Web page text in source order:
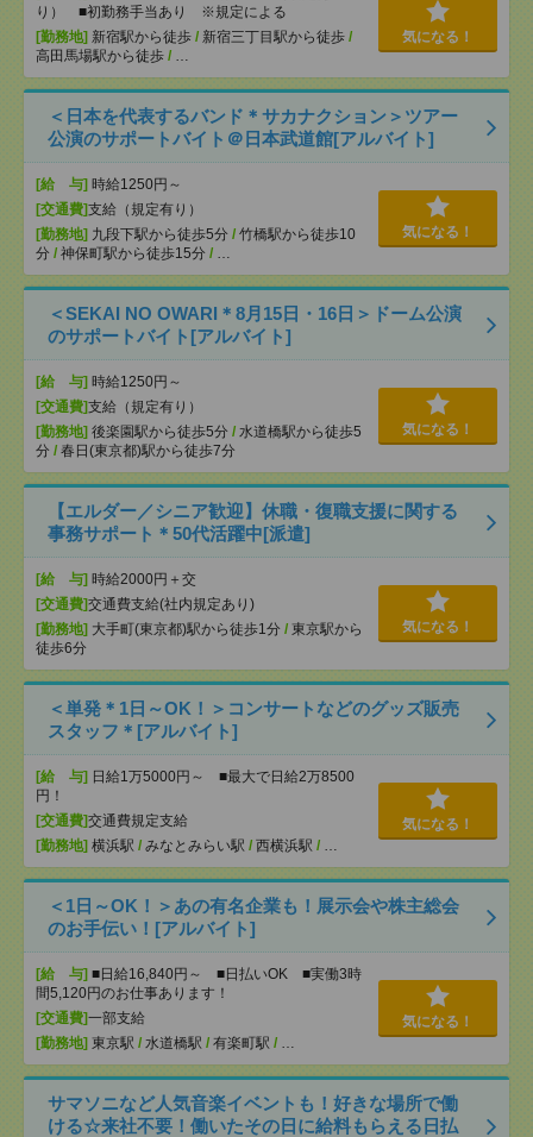
り） ■初勤務手当あり ※規定による
[勤務地] 新宿駅から徒歩 / 新宿三丁目駅から徒歩 /
高田馬場駅から徒歩 / …
気になる！
＜日本を代表するバンド＊サカナクション＞ツアー
公演のサポートバイト＠日本武道館[アルバイト]
[給 与] 時給1250円～
[交通費]支給（規定有り）
[勤務地] 九段下駅から徒歩5分 / 竹橋駅から徒歩10
分 / 神保町駅から徒歩15分 / …
気になる！
＜SEKAI NO OWARI＊8月15日・16日＞ドーム公演
のサポートバイト[アルバイト]
[給 与] 時給1250円～
[交通費]支給（規定有り）
[勤務地] 後楽園駅から徒歩5分 / 水道橋駅から徒歩5
分 / 春日(東京都)駅から徒歩7分
気になる！
【エルダー／シニア歓迎】休職・復職支援に関する
事務サポート＊50代活躍中[派遣]
[給 与] 時給2000円＋交
[交通費]交通費支給(社内規定あり)
[勤務地] 大手町(東京都)駅から徒歩1分 / 東京駅から
徒歩6分
気になる！
＜単発＊1日～OK！＞コンサートなどのグッズ販売
スタッフ＊[アルバイト]
[給 与] 日給1万5000円～ ■最大で日給2万8500
円！
[交通費]交通費規定支給
[勤務地] 横浜駅 / みなとみらい駅 / 西横浜駅 / …
気になる！
＜1日～OK！＞あの有名企業も！展示会や株主総会
のお手伝い！[アルバイト]
[給 与] ■日給16,840円～ ■日払いOK ■実働3時
間5,120円のお仕事あります！
[交通費]一部支給
[勤務地] 東京駅 / 水道橋駅 / 有楽町駅 / …
気になる！
サマソニなど人気音楽イベントも！好きな場所で働
ける☆来社不要！働いたその日に給料もらえる日払